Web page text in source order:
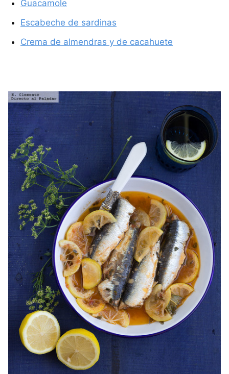
Guacamole
Escabeche de sardinas
Crema de almendras y de cacahuete